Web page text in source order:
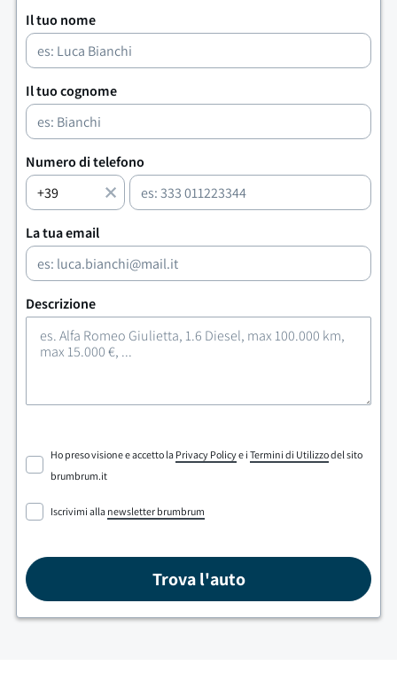
Il tuo nome
Il tuo cognome
Numero di telefono
La tua email
Descrizione
Ho preso visione e accetto la Privacy Policye i Termini di Utilizzodel sito
brumbrum.it
Iscrivimi alla newsletter brumbrum
Trova l'auto